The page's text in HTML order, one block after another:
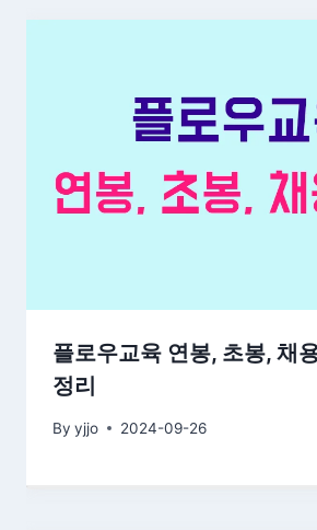
플로우교육 연봉, 초봉, 채
정리
By yjjo 2024-09-26